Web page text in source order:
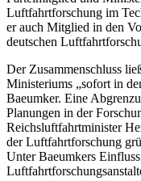
Luftfahrtforschung im
er auch Mitglied in den
deutschen
Der Zusammenschluss
Ministeriums „sofort in
Baeumker. Eine
Planungen in der
Reichsluftfahrtminister
der Luftfahrtforschung
Unter Baeumkers